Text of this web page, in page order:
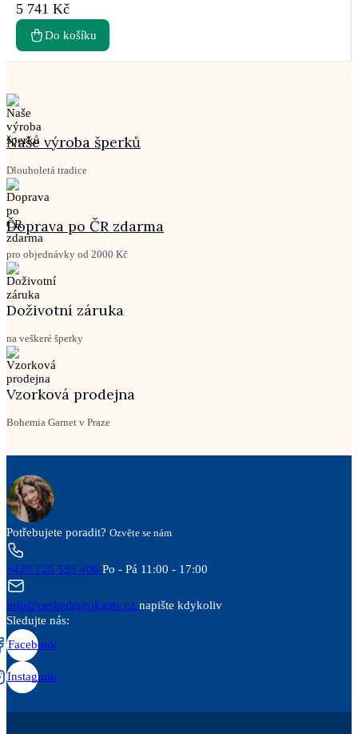
5 741 Kč
Do košíku
Naše výroba šperků
Dlouholetá tradice
Doprava po ČR zdarma
pro objednávky od 2000 Kč
Doživotní záruka
na veškeré šperky
Vzorková prodejna
Bohemia Garnet v Praze
Potřebujete poradit? Ozvěte se nám
+420 725 535 406 Po - Pá 11:00 - 17:00
info@ceskedrahokamy.cz napište kdykoliv
Sledujte nás:
Facebook
Instagram